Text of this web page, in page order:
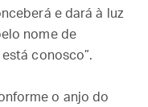
e dará à luz
nome de
conosco”.
o anjo do